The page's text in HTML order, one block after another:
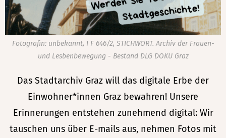
Fotografin: unbekannt, I F 646/2, STICHWORT. Archiv der Frauen-
und Lesbenbewegung - Bestand DLG DOKU Graz
Das Stadtarchiv Graz will das digitale Erbe der
Einwohner*innen Graz bewahren! Unsere
Erinnerungen entstehen zunehmend digital: Wir
tauschen uns über E-mails aus, nehmen Fotos mit